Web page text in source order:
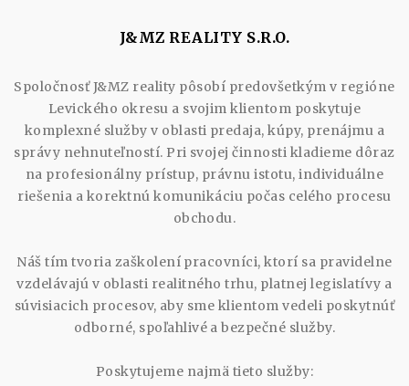
J&MZ REALITY S.R.O.
Spoločnosť J&MZ reality pôsobí predovšetkým v regióne
Levického okresu a svojim klientom poskytuje
komplexné služby v oblasti predaja, kúpy, prenájmu a
správy nehnuteľností. Pri svojej činnosti kladieme dôraz
na profesionálny prístup, právnu istotu, individuálne
riešenia a korektnú komunikáciu počas celého procesu
obchodu.
Náš tím tvoria zaškolení pracovníci, ktorí sa pravidelne
vzdelávajú v oblasti realitného trhu, platnej legislatívy a
súvisiacich procesov, aby sme klientom vedeli poskytnúť
odborné, spoľahlivé a bezpečné služby.
Poskytujeme najmä tieto služby: